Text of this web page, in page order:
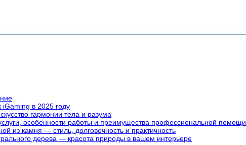
в 2025 году
гармонии тела и разума
особенности работы и преимущества профессиональной помощи
из камня — стиль, долговечность и практичность
дерева — красота природы в вашем интерьере